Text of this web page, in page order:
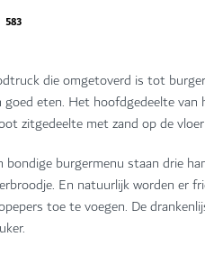
583
die omgetoverd is tot
goed eten. Het hoofdgedeelte
zitgedeelte met zand op de
burgermenu staan drie
En natuurlijk worden er
toe te voegen. De